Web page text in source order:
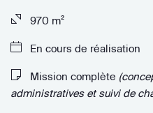
970 m²
En cours de réalisation
Mission complète
administratives et suivi de